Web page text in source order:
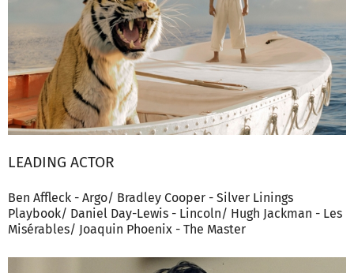
LEADING ACTOR
Ben Affleck - Argo/ Bradley Cooper - Silver Linings
Playbook/ Daniel Day-Lewis - Lincoln/ Hugh Jackman - Les
Misérables/ Joaquin Phoenix - The Master